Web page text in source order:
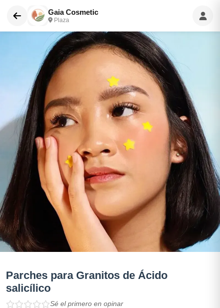
Gaia Cosmetic
Plaza
Parches para Granitos de Ácido
salicílico
Sé el primero en opinar